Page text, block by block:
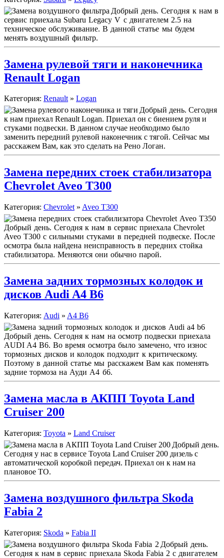
Добрый день. Сегодня к нам в
сервис приехала Subaru Legacy V с двигателем 2.5 на
техническое обслуживание. В данной статье мы будем
менять воздушный фильтр.
Замена рулевой тяги и наконечника
Renault Logan
Категория: Renault» Logan
Добрый день. Сегодня
к нам приехал Renault Logan. Приехал он с биением руля и
стуками подвески. В данном случае необходимо было
заменить передний рулевой наконечник с тягой. Сейчас мы
расскажем Вам, как это сделать на Рено Логан.
Замена передних стоек стабилизатора
Chevrolet Aveo T300
Категория: Chevrolet » Aveo T300
Добрый день. Сегодня к нам в сервис приехала Chevrolet
Aveo T300 с сильными стуками в передней подвеске. После
осмотра была найдена неисправность в передних стойка
стабилизатора. Меняются они обычно парой.
Замена задних тормозных колодок и
дисков Audi A4 B6
Категория: Audi » A4 B6
Добрый день. Сегодня к нам на осмотр подвески приехала
AUDI A4 B6. Во время осмотра было замечено, что износ
тормозных дисков и колодок подходит к критическому.
Поэтому в данной статье мы расскажем Вам как поменять
задние тормоза на Ауди А4 б6.
Замена масла в АКПП Toyota Land
Cruiser 200
Категория: Toyota » Land Cruiser
Добрый день.
Сегодня у нас в сервисе Toyota Land Cruiser 200 дизель с
автоматической коробкой передач. Приехал он к нам на
плановое ТО.
Замена воздушного фильтра Skoda
Fabia 2
Категория: Skoda » Fabia II
Добрый день.
Сегодня к нам в сервис приехала Skoda Fabia 2 с двигателем